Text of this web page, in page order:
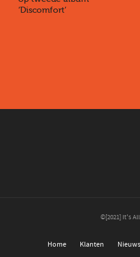
‘Discomfort’
©[2021] It's
Home Klanten Nieuws